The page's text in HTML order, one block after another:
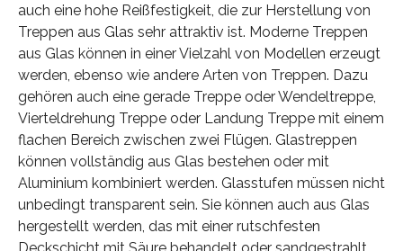
auch eine hohe Reißfestigkeit, die zur Herstellung von
Treppen aus Glas sehr attraktiv ist. Moderne Treppen
aus Glas können in einer Vielzahl von Modellen erzeugt
werden, ebenso wie andere Arten von Treppen. Dazu
gehören auch eine gerade Treppe oder Wendeltreppe,
Vierteldrehung Treppe oder Landung Treppe mit einem
flachen Bereich zwischen zwei Flügen. Glastreppen
können vollständig aus Glas bestehen oder mit
Aluminium kombiniert werden. Glasstufen müssen nicht
unbedingt transparent sein. Sie können auch aus Glas
hergestellt werden, das mit einer rutschfesten